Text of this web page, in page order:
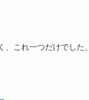
これ一つだけでした。